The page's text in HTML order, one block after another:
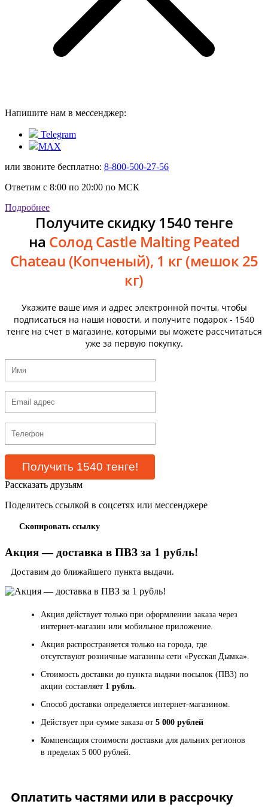
Напишите нам в мессенджер:
Telegram
MAX
или звоните бесплатно: 8-800-500-27-56
Ответим с 8:00 по 20:00 по МСК
Подробнее
Получите скидку 1540 тенге
на Солод Castle Malting Peated
Chateau (Копченый), 1 кг (мешок 25
кг)
Укажите ваше имя и адрес электронной почты, чтобы
подписаться на наши новости, и получите подарок - 1540
тенге на счет в магазине, которыми вы можете рассчитаться
уже за первую покупку.
Рассказать друзьям
Поделитесь ссылкой в соцсетях или мессенджере
Скопировать ссылку
Акция — доставка в ПВЗ за 1 рубль!
Доставим до ближайшего пункта выдачи.
Акция действует только при оформлении заказа через
интернет-магазин или мобильное приложение.
Акция распространяется только на города, где
отсутствуют розничные магазины сети «Русская Дымка».
Стоимость доставки до пункта выдачи посылок (ПВЗ) по
акции составляет 1 рубль.
Способ доставки определяется интернет-магазином.
Действует при сумме заказа от 5 000 рублей
Компенсация стоимости доставки для дальних регионов
в пределах 5 000 рублей.
Оплатить частями или в рассрочку